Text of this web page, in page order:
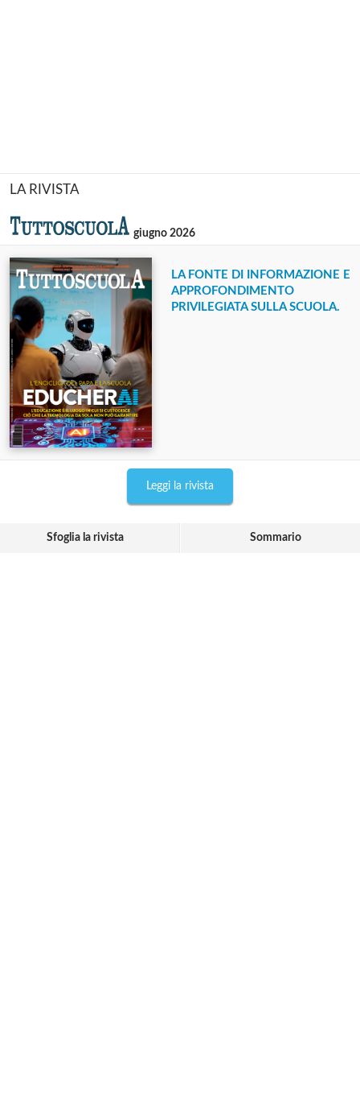
LA RIVISTA
giugno 2026
LA FONTE DI INFORMAZIONE E
APPROFONDIMENTO
PRIVILEGIATA SULLA SCUOLA.
Leggi la rivista
Sfoglia la rivista Sommario